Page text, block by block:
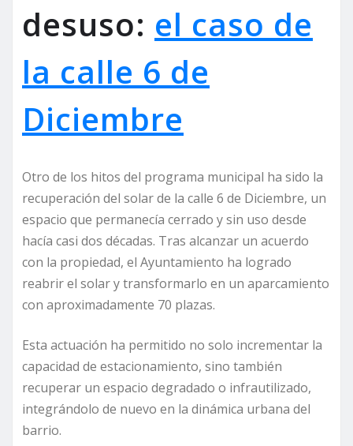
desuso: el caso de
la calle 6 de
Diciembre
Otro de los hitos del programa municipal ha sido la
recuperación del solar de la calle 6 de Diciembre, un
espacio que permanecía cerrado y sin uso desde
hacía casi dos décadas. Tras alcanzar un acuerdo
con la propiedad, el Ayuntamiento ha logrado
reabrir el solar y transformarlo en un aparcamiento
con aproximadamente 70 plazas.
Esta actuación ha permitido no solo incrementar la
capacidad de estacionamiento, sino también
recuperar un espacio degradado o infrautilizado,
integrándolo de nuevo en la dinámica urbana del
barrio.